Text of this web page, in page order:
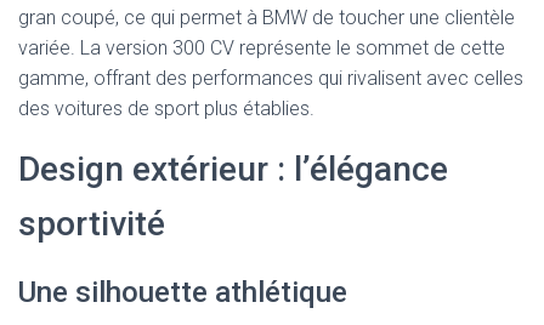
gran coupé, ce qui permet à BMW de toucher une clientèle
variée. La version 300 CV représente le sommet de cette
gamme, offrant des performances qui rivalisent avec celles
des voitures de sport plus établies.
Design extérieur : l’élégance
sportivité
Une silhouette athlétique